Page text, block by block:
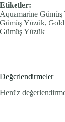
Etiketler:
Aquamarine
Gümüş Yüzük,
Gümüş Yüzük
Değerlendirmeler
Henüz